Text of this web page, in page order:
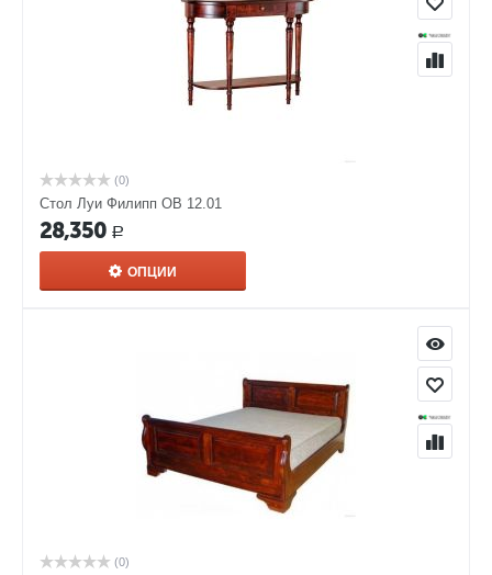
(0)
Стол Луи Филипп ОВ 12.01
28,350 Р
ОПЦИИ
(0)